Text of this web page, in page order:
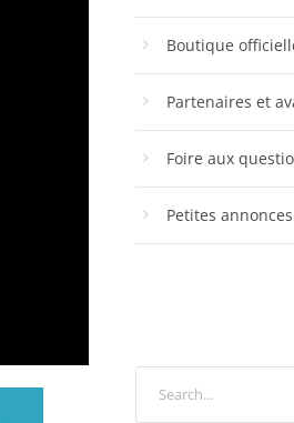
Boutique
Partenaires et
Foire aux
Petites annonces